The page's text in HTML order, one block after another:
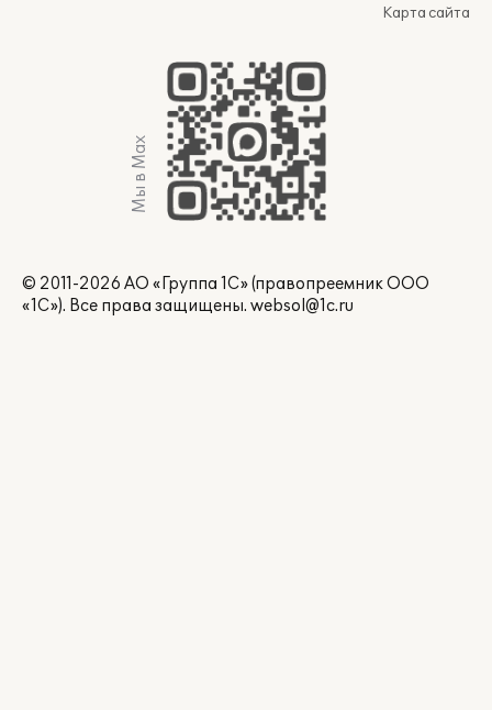
Карта сайта
Мы в Max
© 2011-2026 АО «Группа 1С» (правопреемник ООО
«1С»). Все права защищены. websol@1c.ru